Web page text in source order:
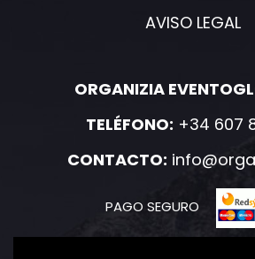
AVISO LEGAL
ORGANIZIA
TELÉFONO: +34 607
CONTACTO:
PAGO SEGURO